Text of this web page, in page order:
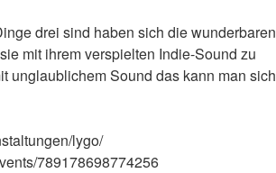
drei sind haben sich die wunderbaren
mit ihrem verspielten Indie-Sound zu
unglaublichem Sound das kann man sich
lygo/
789178698774256